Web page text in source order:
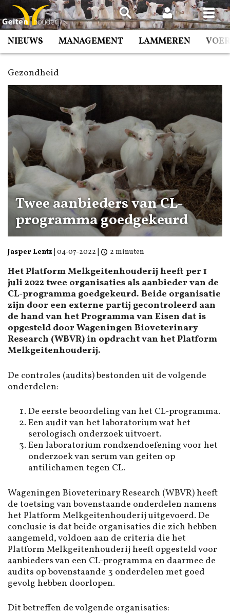
Spring
naar
inhoud
NIEUWS MANAGEMENT LAMMEREN
Gezondheid
Twee aanbieders van CL-
programma goedgekeurd
Jasper Lentz 04-07-2022 2 minuten
Het Platform Melkgeitenhouderij heeft per 1
juli 2022 twee organisaties als aanbieder van de
CL-programma goedgekeurd. Beide organisatie
zijn door een externe partij gecontroleerd aan
de hand van het Programma van Eisen dat is
opgesteld door Wageningen Bioveterinary
Research (WBVR) in opdracht van het Platform
Melkgeitenhouderij.
De controles (audits) bestonden uit de volgende
onderdelen:
De eerste beoordeling van het CL-programma.
Een audit van het laboratorium wat het
serologisch onderzoek uitvoert.
Een laboratorium rondzendoefening voor het
onderzoek van serum van geiten op
antilichamen tegen CL.
Wageningen Bioveterinary Research (WBVR) heeft
de toetsing van bovenstaande onderdelen namens
het Platform Melkgeitenhouderij uitgevoerd. De
conclusie is dat beide organisaties die zich hebben
aangemeld, voldoen aan de criteria die het
Platform Melkgeitenhouderij heeft opgesteld voor
aanbieders van een CL-programma en daarmee de
audits op bovenstaande 3 onderdelen met goed
gevolg hebben doorlopen.
Dit betreffen de volgende organisaties: